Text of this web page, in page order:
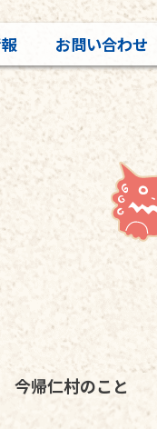
お問い合わせ
今帰仁村のこと